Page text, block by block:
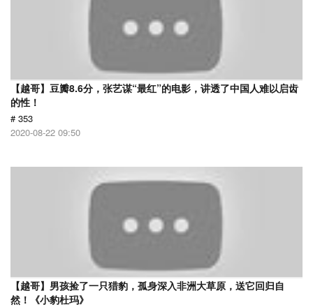
【越哥】豆瓣8.6分，张艺谋“最红”的电影，讲透了中国人难以启齿
的性！
# 353
2020-08-22 09:50
【越哥】男孩捡了一只猎豹，孤身深入非洲大草原，送它回归自
然！《小豹杜玛》